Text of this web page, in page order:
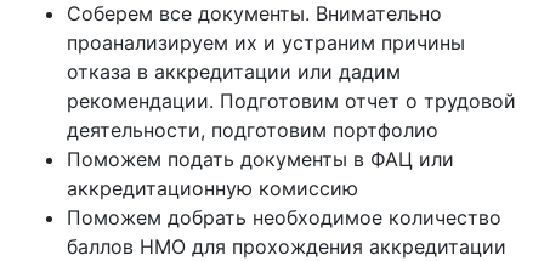
Соберем все документы. Внимательно
проанализируем их и устраним причины
отказа в аккредитации или дадим
рекомендации. Подготовим отчет о трудовой
деятельности, подготовим портфолио
Поможем подать документы в ФАЦ или
аккредитационную комиссию
Поможем добрать необходимое количество
баллов НМО для прохождения аккредитации